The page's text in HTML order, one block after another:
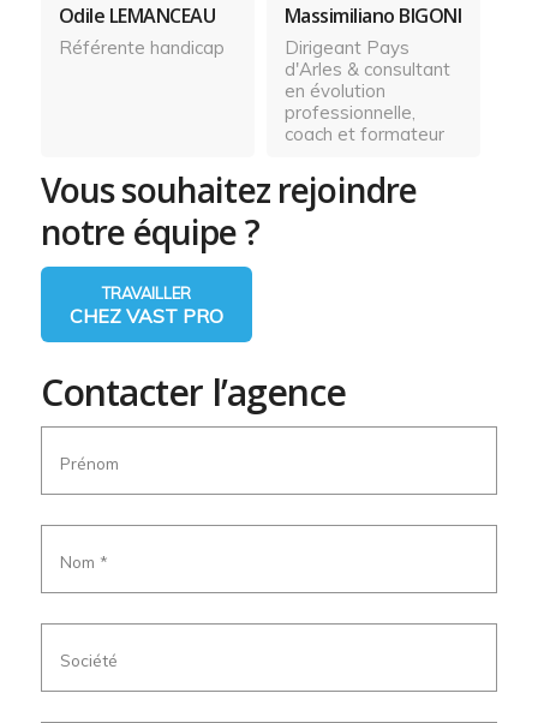
Odile LEMANCEAU
Référente handicap
Massimiliano BIGONI
Dirigeant Pays
d'Arles & consultant
en évolution
professionnelle,
coach et formateur
Vous souhaitez rejoindre
notre équipe ?
TRAVAILLER
CHEZ VAST PRO
Contacter l’agence